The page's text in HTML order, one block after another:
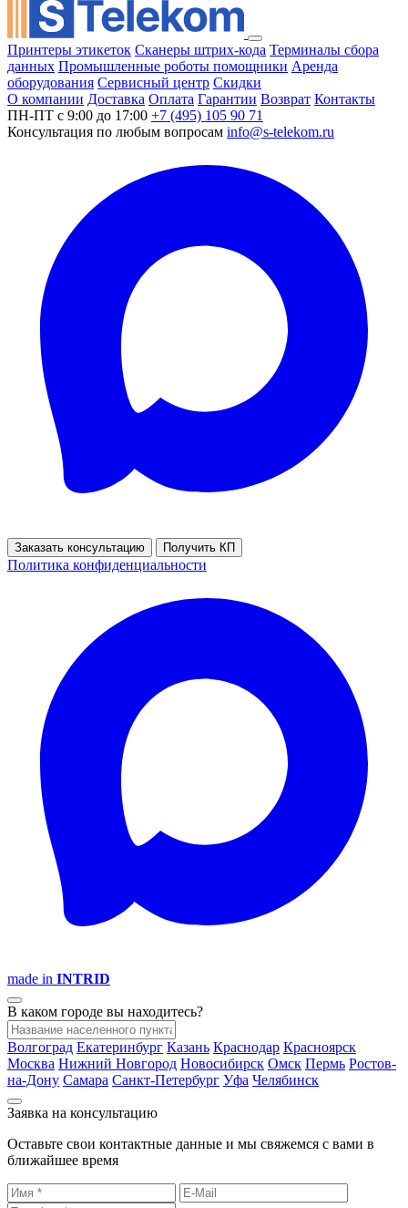
Принтеры этикеток Сканеры штрих-кода Терминалы сбора
данных Промышленные роботы помощники Аренда
оборудования Сервисный центр Скидки
О компании Доставка Оплата Гарантии Возврат Контакты
ПН-ПТ с 9:00 до 17:00 +7 (495) 105 90 71
Консультация по любым вопросам info@s-telekom.ru
Заказать консультацию Получить КП
Политика конфиденциальности
made in INTRID
В каком городе вы находитесь?
Волгоград Екатеринбург Казань Краснодар Красноярск
Москва Нижний Новгород Новосибирск Омск Пермь Ростов-
на-Дону Самара Санкт-Петербург Уфа Челябинск
Заявка на консультацию
Оставьте свои контактные данные и мы свяжемся с вами в
ближайшее время